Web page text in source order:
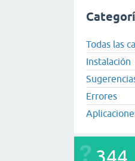
Todas las
Instalación
Errores
344